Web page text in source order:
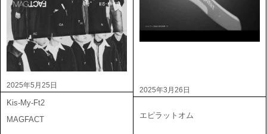
2025年5月25日
Kis-My-Ft2
MAGFACT
2025年3月26日
エピラットオム